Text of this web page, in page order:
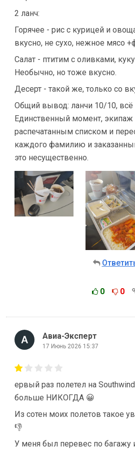
2 ланч:
Горячее - рис с курицей и
вкусно, не сухо, нежное мясо
Салат - птитим с оливками,
Необычно, но тоже вкусно.
Десерт - такой же, только со
Общий вывод: ланчи 10/10, всё
Единственный момент, экипаж
распечатанным списком и
каждого фамилию и
это несущественно.
0 0
Авиа-Эксперт
17 Июнь 2026 15:37
ервый раз полетел на
больше НИКОГДА 😀
Из сотен моих полетов такое
👎
У меня был перевес по багажу